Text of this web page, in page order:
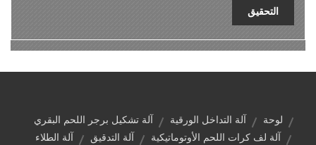
التحقيق
لوحة آلة التداخل الورقية
آلة تشكيل برجر اللحم البقري
آلة لف كرات اللحم الأوتوماتيكية
آلة التدقيق
آلة الطلاء